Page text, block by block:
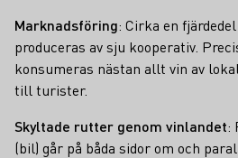
Marknadsföring: Cirka en
produceras av sju kooperativ.
konsumeras nästan allt vin av
till turister.
Skyltade rutter genom vinlandet:
(bil) går på båda sidor om och